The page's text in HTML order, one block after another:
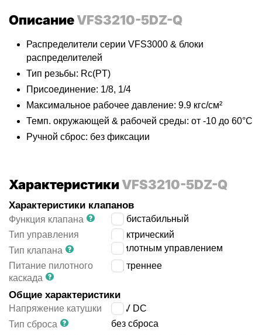
ОписаниеVFS3210-5DZ-Q
Распределители серии VFS3000 & блоки
распределителей
Тип резьбы: Rc(PT)
Присоединение: 1/8, 1/4
Максимальное рабочее давление: 9.9 кгс/см²
Темп. окружающей & рабочей среды: от -10 до 60°C
Ручной сброс: без фиксации
ХарактеристикиVFS3210-5DZ-Q
Характеристики клапанов
Функция клапана
5/2 бистабильный
Тип управления
электрический
Тип клапана
с пилотным управлением
Питание пилотного
каскада
внутреннее
Общие характеристики
Напряжение катушки
24 V DC
Тип сброса
без сброса